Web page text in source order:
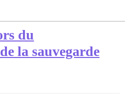
du
la sauvegarde